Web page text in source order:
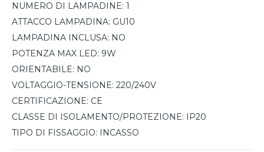
NUMERO DI LAMPADINE: 1
ATTACCO LAMPADINA: GU10
LAMPADINA INCLUSA: NO
POTENZA MAX LED: 9W
ORIENTABILE: NO
VOLTAGGIO-TENSIONE: 220/240V
CERTIFICAZIONE: CE
CLASSE DI ISOLAMENTO/PROTEZIONE: IP20
TIPO DI FISSAGGIO: INCASSO